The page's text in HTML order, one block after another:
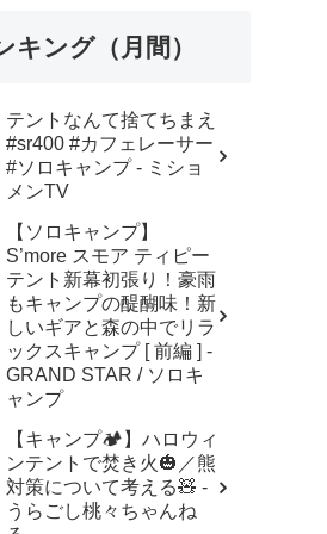
キング（月間）
テントなんて捨てちまえ
#sr400 #カフェレーサー
#ソロキャンプ - ミショ
メンTV
【ソロキャンプ】
S’more スモア ティピー
テント新幕初張り！豪雨
もキャンプの醍醐味！新
しいギアと森の中でリラ
ックスキャンプ [ 前編 ] -
GRAND STAR / ソロキ
ャンプ
【キャンプ🏕】ハロウィ
ンテントで焚き火🎃／熊
対策について考える🧸 -
うらごし桃々ちゃんね